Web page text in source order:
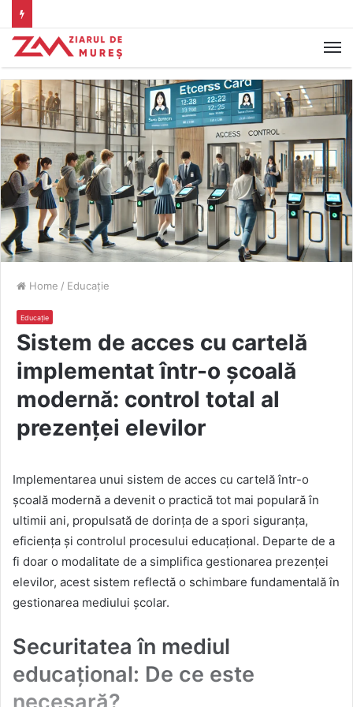
Home / Educație
Educație
Sistem de acces cu cartelă
implementat într-o școală
modernă: control total al
prezenței elevilor
Implementarea unui sistem de acces cu cartelă într-o
școală modernă a devenit o practică tot mai populară în
ultimii ani, propulsată de dorința de a spori siguranța,
eficiența și controlul procesului educațional. Departe de a
fi doar o modalitate de a simplifica gestionarea prezenței
elevilor, acest sistem reflectă o schimbare fundamentală în
gestionarea mediului școlar.
Securitatea în mediul
educațional: De ce este